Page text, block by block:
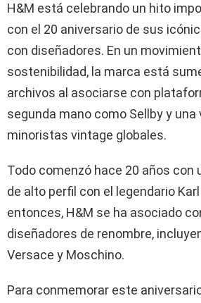
H&M está celebrando un hito
con el 20 aniversario de sus
con diseñadores. En un
sostenibilidad, la marca está
archivos al asociarse con
segunda mano como Sellby y una
minoristas vintage globales.
Todo comenzó hace 20 años con
de alto perfil con el legendario
entonces, H&M se ha asociado
diseñadores de renombre,
Versace y Moschino.
Para conmemorar este